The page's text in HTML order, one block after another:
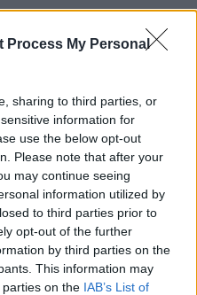
Process My Personal
sharing to third parties, or
information for
use the below opt-out
Please note that after your
may continue seeing
information utilized by
to third parties prior to
opt-out of the further
by third parties on the
This information may
on the IAB’s List of
χαρτοφυλάκιο
Πολωνία και
Με «προίκα» 2
δάνεια έως 5 δισ. σε